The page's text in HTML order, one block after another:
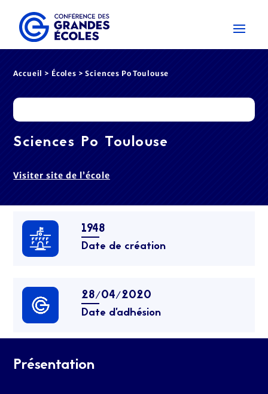
Accueil > Écoles > Sciences Po Toulouse
Sciences Po Toulouse
Visiter site de l’école
1948
Date de création
28/04/2020
Date d’adhésion
Présentation